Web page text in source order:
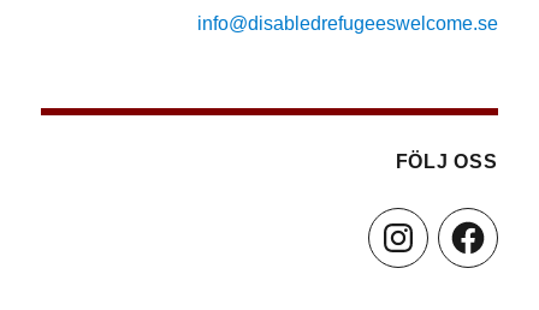
info@disabledrefugeeswelcome.se
FÖLJ OSS
Facebook
Instagram